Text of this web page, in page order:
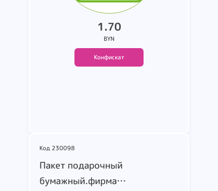
(5).красный (5).коричневый
(5). Вес 0.88 кг.1.70
BYN
Конфискат
Код 230098
Пакет подарочный
бумажный.фирма